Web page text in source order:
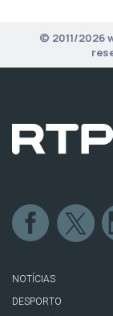
© 2011/2026
NOTÍCIAS
DESPORTO